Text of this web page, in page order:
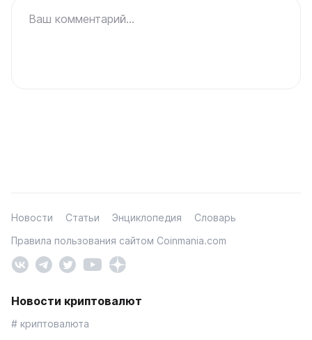
Ваш комментарий...
Новости Статьи Энциклопедия
Словарь
Правила пользования сайтом Coinmania.com
Новости криптовалют
# криптовалюта